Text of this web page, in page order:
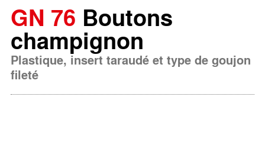
GN 76 Boutons
champignon
Plastique, insert taraudé et type de goujon
fileté